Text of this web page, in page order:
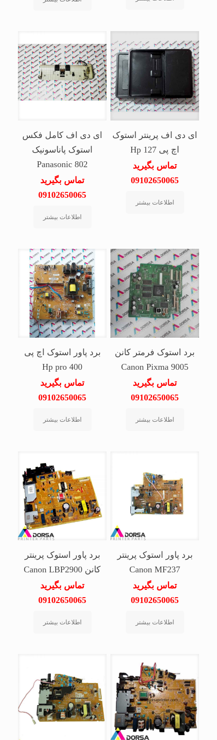
ای دی اف پرینتر استوک
اچ پی Hp 127
تماس بگیرید
09102650065
اطلاعات بیشتر
ای دی اف کامل فکس
استوک پاناسونیک
Panasonic 802
تماس بگیرید
09102650065
اطلاعات بیشتر
برد استوک فرمتر کانن
Canon Pixma 9005
تماس بگیرید
09102650065
اطلاعات بیشتر
برد پاور استوک اچ پی
Hp pro 400
تماس بگیرید
09102650065
اطلاعات بیشتر
برد پاور استوک پرینتر
Canon MF237
تماس بگیرید
09102650065
اطلاعات بیشتر
برد پاور استوک پرینتر
کانن Canon LBP2900
تماس بگیرید
09102650065
اطلاعات بیشتر